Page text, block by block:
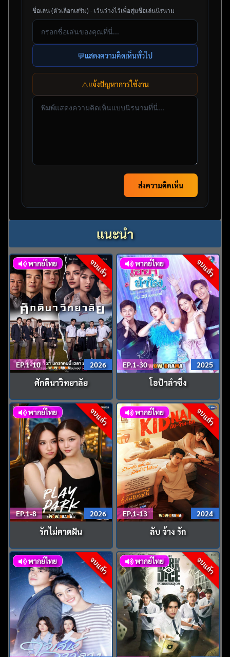
ชื่อเล่น (ตัวเลือกเสริม) - เว้นว่างไว้เพื่อสุ่มชื่อเล่นนิรนาม
💬แสดงความคิดเห็นทั่วไป
⚠️แจ้งปัญหาการใช้งาน
ส่งความคิดเห็น
แนะนำ
จบแล้ว
พากย์ไทย
EP.1-10 2026
ศักดินาวิทยาลัย
จบแล้ว
พากย์ไทย
EP.1-30 2025
โอป้าลําซิ่ง
จบแล้ว
พากย์ไทย
EP.1-8 2026
รักไม่คาดฝัน
จบแล้ว
พากย์ไทย
EP.1-13 2024
ลับ จ้าง รัก
จบแล้ว
พากย์ไทย จบแล้ว
พากย์ไทย